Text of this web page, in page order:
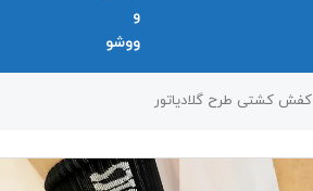
و
ووشو
کفش کشتی طرح گلادیاتور